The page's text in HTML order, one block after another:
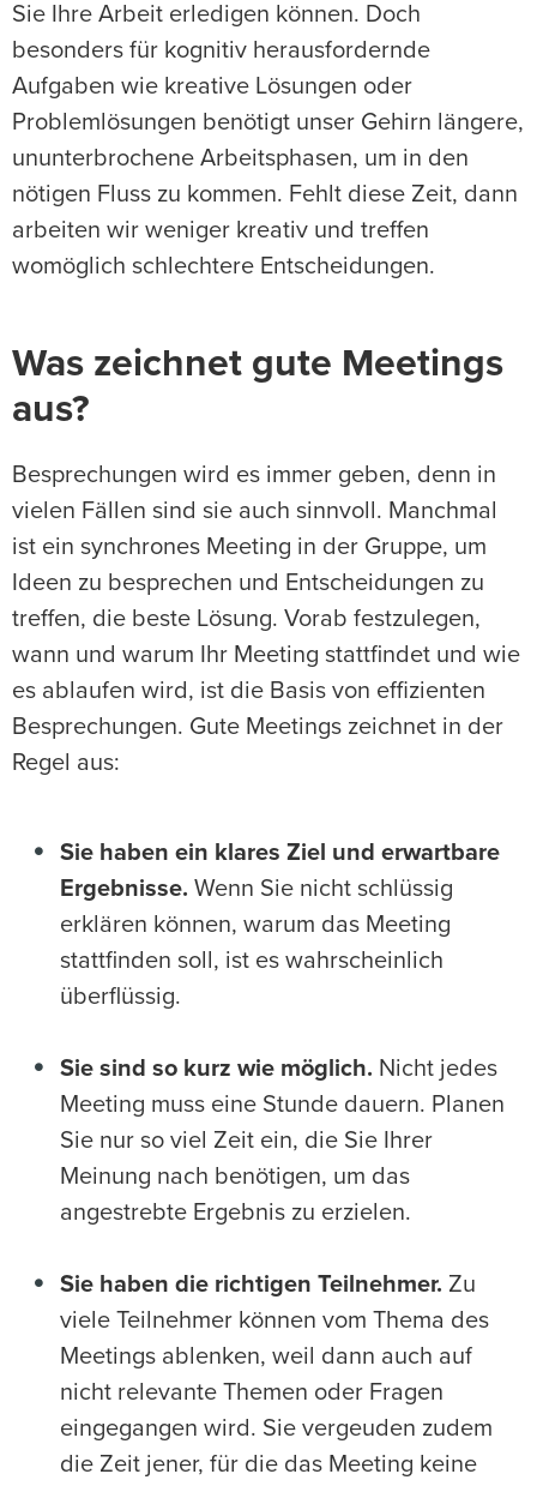
Sie Ihre Arbeit erledigen können. Doch
besonders für kognitiv herausfordernde
Aufgaben wie kreative Lösungen oder
Problemlösungen benötigt unser Gehirn längere,
ununterbrochene Arbeitsphasen, um in den
nötigen Fluss zu kommen. Fehlt diese Zeit, dann
arbeiten wir weniger kreativ und treffen
womöglich schlechtere Entscheidungen.
Was zeichnet gute Meetings
aus?
Besprechungen wird es immer geben, denn in
vielen Fällen sind sie auch sinnvoll. Manchmal
ist ein synchrones Meeting in der Gruppe, um
Ideen zu besprechen und Entscheidungen zu
treffen, die beste Lösung. Vorab festzulegen,
wann und warum Ihr Meeting stattfindet und wie
es ablaufen wird, ist die Basis von effizienten
Besprechungen. Gute Meetings zeichnet in der
Regel aus:
Sie haben ein klares Ziel und erwartbare
Ergebnisse. Wenn Sie nicht schlüssig
erklären können, warum das Meeting
stattfinden soll, ist es wahrscheinlich
überflüssig.
Sie sind so kurz wie möglich. Nicht jedes
Meeting muss eine Stunde dauern. Planen
Sie nur so viel Zeit ein, die Sie Ihrer
Meinung nach benötigen, um das
angestrebte Ergebnis zu erzielen.
Sie haben die richtigen Teilnehmer. Zu
viele Teilnehmer können vom Thema des
Meetings ablenken, weil dann auch auf
nicht relevante Themen oder Fragen
eingegangen wird. Sie vergeuden zudem
die Zeit jener, für die das Meeting keine